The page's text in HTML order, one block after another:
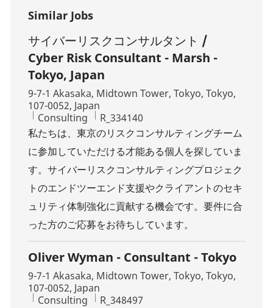
Similar Jobs
サイバーリスクコンサルタント /
Cyber Risk Consultant - Marsh -
Tokyo, Japan
Location
9-7-1 Akasaka, Midtown Tower, Tokyo, Tokyo,
107-0052, Japan
Category
Consulting Job Id
R_334140
私たちは、東京のリスクコンサルティングチーム
に参加していただける才能ある個人を探していま
す。サイバーリスクコンサルティングプロジェク
トのエンドツーエンド支援やクライアントのセキ
ュリティ体制強化に貢献する機会です。要件に合
った方のご応募をお待ちしています。
Oliver Wyman - Consultant - Tokyo
Location
9-7-1 Akasaka, Midtown Tower, Tokyo, Tokyo,
107-0052, Japan
Category
Consulting Job Id
R_348497